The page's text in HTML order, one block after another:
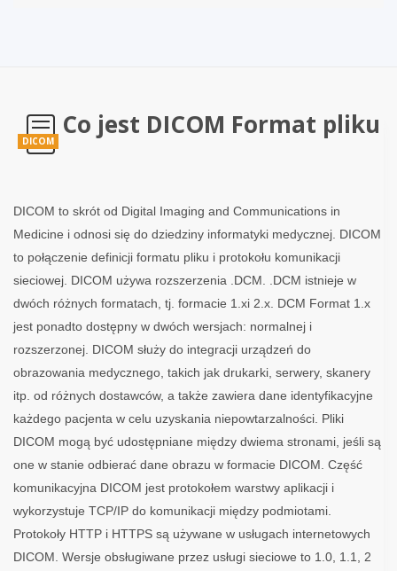
DICOM
Co jest DICOM Format pliku
DICOM to skrót od Digital Imaging and Communications in
Medicine i odnosi się do dziedziny informatyki medycznej. DICOM
to połączenie definicji formatu pliku i protokołu komunikacji
sieciowej. DICOM używa rozszerzenia .DCM. .DCM istnieje w
dwóch różnych formatach, tj. formacie 1.xi 2.x. DCM Format 1.x
jest ponadto dostępny w dwóch wersjach: normalnej i
rozszerzonej. DICOM służy do integracji urządzeń do
obrazowania medycznego, takich jak drukarki, serwery, skanery
itp. od różnych dostawców, a także zawiera dane identyfikacyjne
każdego pacjenta w celu uzyskania niepowtarzalności. Pliki
DICOM mogą być udostępniane między dwiema stronami, jeśli są
one w stanie odbierać dane obrazu w formacie DICOM. Część
komunikacyjna DICOM jest protokołem warstwy aplikacji i
wykorzystuje TCP/IP do komunikacji między podmiotami.
Protokoły HTTP i HTTPS są używane w usługach internetowych
DICOM. Wersje obsługiwane przez usługi sieciowe to 1.0, 1.1, 2